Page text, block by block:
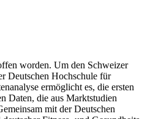
worden. Um den Schweizer
Deutschen Hochschule für
ermöglicht es, die ersten
Daten, die aus Marktstudien
mit der Deutschen